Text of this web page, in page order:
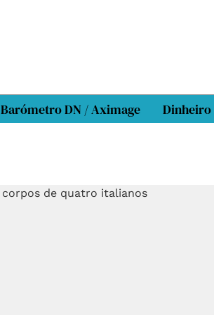
Barómetro DN / Aximage Dinheiro